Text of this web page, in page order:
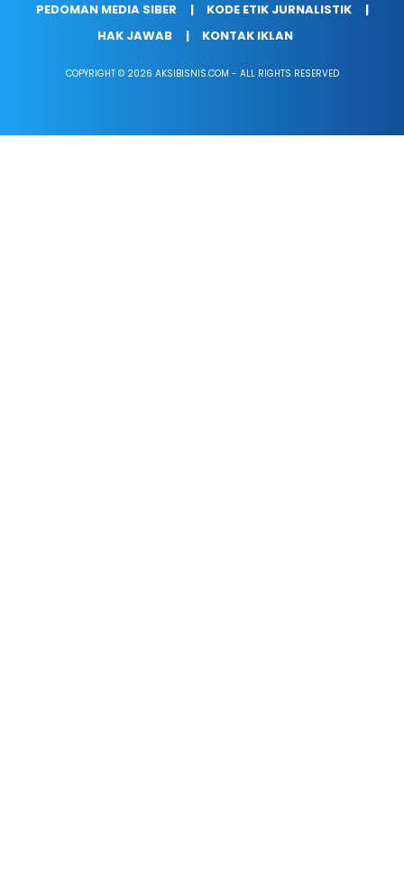
PEDOMAN MEDIA SIBER
KODE ETIK JURNALISTIK
HAK JAWAB
KONTAK IKLAN
COPYRIGHT © 2026 AKSIBISNIS.COM - ALL RIGHTS RESERVED